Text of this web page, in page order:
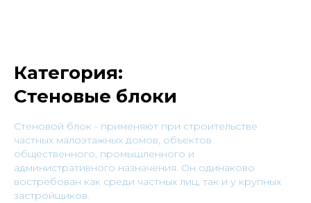
Категория:
Стеновые блоки
Cтеновой блок - применяют при строительстве
частных малоэтажных домов, объектов
общественного, промышленного и
административного назначения. Он одинаково
востребован как среди частных лиц, так и у крупных
застройщиков.